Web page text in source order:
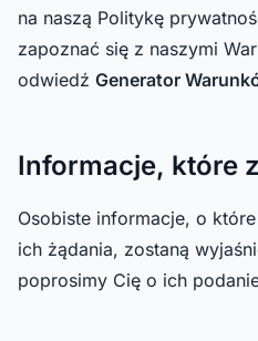
na naszą Politykę
zapoznać się z naszymi
odwiedź Generator
Informacje, które
Osobiste informacje, o
ich żądania, zostaną
poprosimy Cię o ich